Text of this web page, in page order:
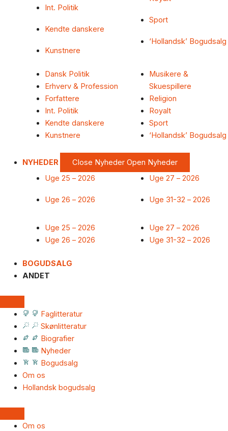
Int. Politik
Kendte danskere
Kunstnere
Sport
‘Hollandsk’ Bogudsalg
Dansk Politik
Erhverv & Profession
Forfattere
Int. Politik
Kendte danskere
Kunstnere
Musikere &
Skuespillere
Religion
Royalt
Sport
‘Hollandsk’ Bogudsalg
NYHEDER Close Nyheder Open Nyheder
Uge 25 – 2026
Uge 26 – 2026
Uge 27 – 2026
Uge 31-32 – 2026
Uge 25 – 2026
Uge 26 – 2026
Uge 27 – 2026
Uge 31-32 – 2026
BOGUDSALG
ANDET
Faglitteratur
Skønlitteratur
Biografier
Nyheder
Bogudsalg
Om os
Hollandsk bogudsalg
Om os